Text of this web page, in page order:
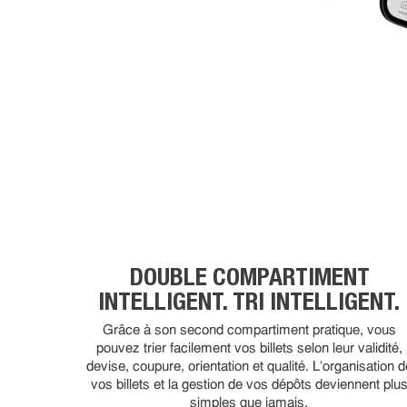
DOUBLE COMPARTIMENT
INTELLIGENT. TRI INTELLIGENT.
Grâce à son second compartiment pratique, vous
pouvez trier facilement vos billets selon leur validité,
devise, coupure, orientation et qualité. L’organisation
vos billets et la gestion de vos dépôts deviennent plus
simples que jamais.